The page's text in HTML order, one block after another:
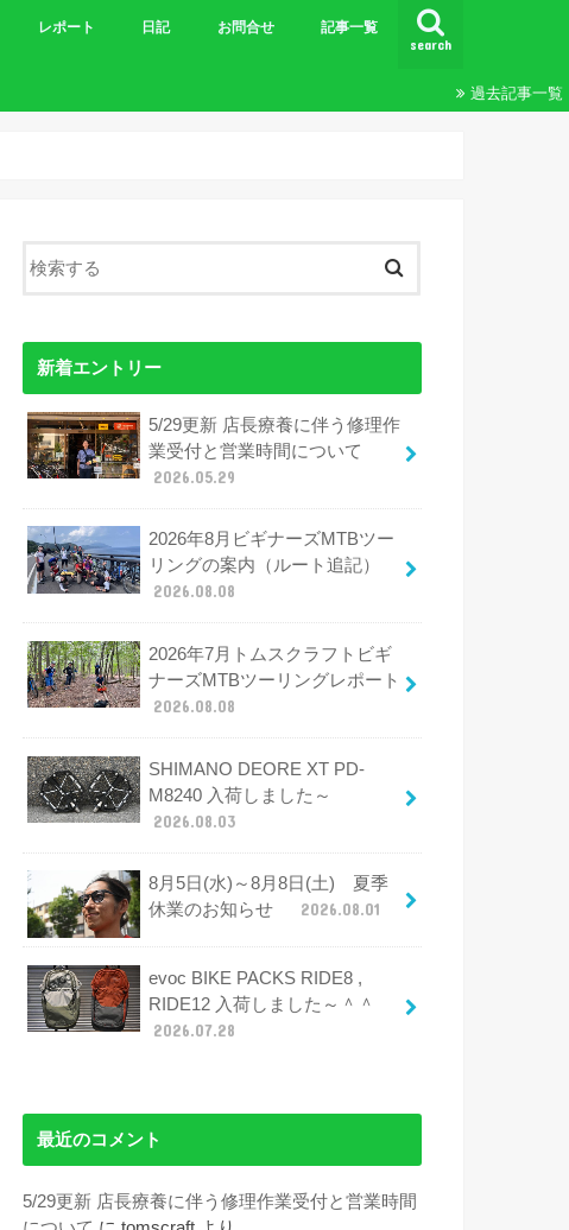
search
レポート 日記 お問合せ 記事一覧
過去記事一覧
新着エントリー
5/29更新 店長療養に伴う修理作
業受付と営業時間について
2026.05.29
2026年8月ビギナーズMTBツー
リングの案内（ルート追記）
2026.08.08
2026年7月トムスクラフトビギ
ナーズMTBツーリングレポート
2026.08.08
SHIMANO DEORE XT PD-
M8240 入荷しました～
2026.08.03
8月5日(水)～8月8日(土) 夏季
休業のお知らせ
2026.08.01
evoc BIKE PACKS RIDE8 ,
RIDE12 入荷しました～＾＾
2026.07.28
最近のコメント
5/29更新 店長療養に伴う修理作業受付と営業時間